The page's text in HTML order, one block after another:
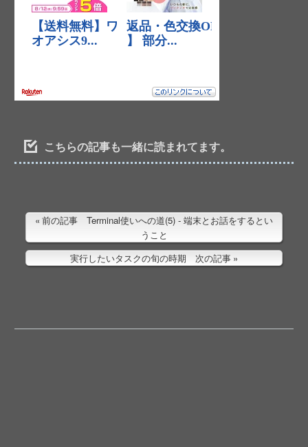
こちらの記事も一緒に読まれてます。
前の記事 Terminal使いへの道(5) - 端末とお話をするとい
うこと
実行したいタスクの旬の時期 次の記事